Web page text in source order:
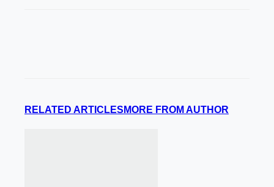
RELATED ARTICLES MORE FROM AUTHOR